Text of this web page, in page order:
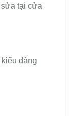
tại cửa
dáng